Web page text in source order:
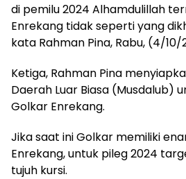
di pemilu 2024 Alhamdulillah
Enrekang tidak seperti yang
kata Rahman Pina, Rabu, (4/10/
Ketiga, Rahman Pina
Daerah Luar Biasa (Musdalub)
Golkar Enrekang.
Jika saat ini Golkar memiliki
Enrekang, untuk pileg 2024
tujuh kursi.